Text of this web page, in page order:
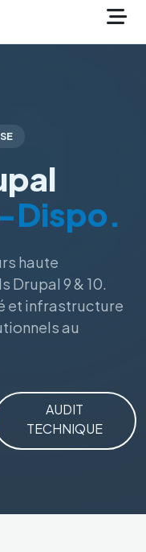
Dispo.
haute
Drupal 9 & 10.
et infrastructure
au
AUDIT
TECHNIQUE